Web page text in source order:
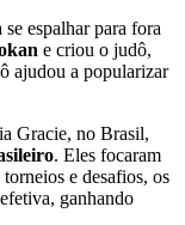
espalhar para fora
e criou o judô,
ajudou a popularizar
Gracie, no Brasil,
. Eles focaram
e desafios, os
ganhando